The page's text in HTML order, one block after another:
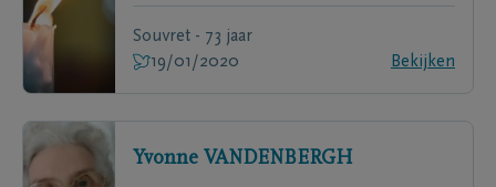
Souvret - 73 jaar
19/01/2020
Bekijken
Yvonne VANDENBERGH